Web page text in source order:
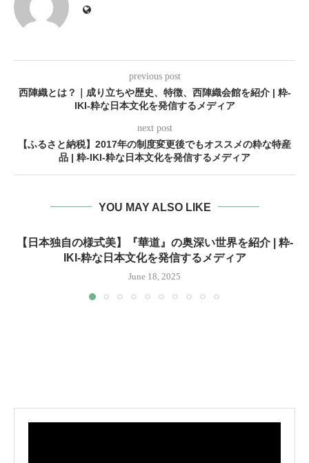
previous post
西陣織とは？｜成り立ちや歴史、特徴、西陣織会館を紹介 | 粋-
IKI-粋な日本文化を発信するメディア
next post
【ふるさと納税】2017年の制度変更後でもオススメの粋な特産
品 | 粋-IKI-粋な日本文化を発信するメディア
YOU MAY ALSO LIKE
【日本独自の様式美】『華道』の奥深い世界を紹介 | 粋-
IKI-粋な日本文化を発信するメディア
June 18, 2025